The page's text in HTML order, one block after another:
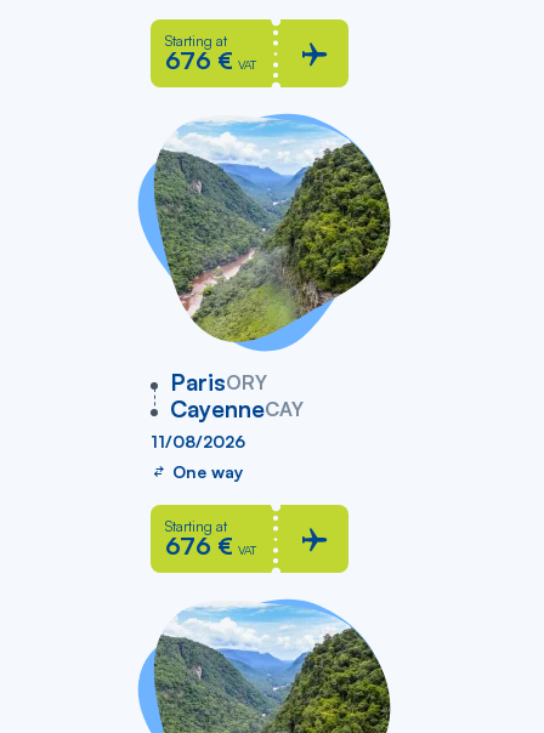
Starting at
676 € VAT
ParisORY
vers
CayenneCAY
11/08/2026
One way
Starting at
676 € VAT